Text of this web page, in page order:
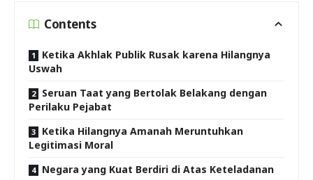
Contents
Ketika Akhlak Publik Rusak karena Hilangnya
Uswah
Seruan Taat yang Bertolak Belakang dengan
Perilaku Pejabat
Ketika Hilangnya Amanah Meruntuhkan
Legitimasi Moral
Negara yang Kuat Berdiri di Atas Keteladanan